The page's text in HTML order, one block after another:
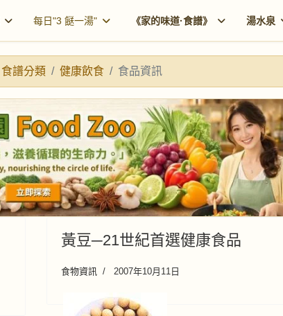
每日"3 餸一湯" 《家的味道·食譜》 湯水泉
食譜分類 健康飲食 食品資訊
黃豆─21世紀首選健康食品
食物資訊 2007年10月11日